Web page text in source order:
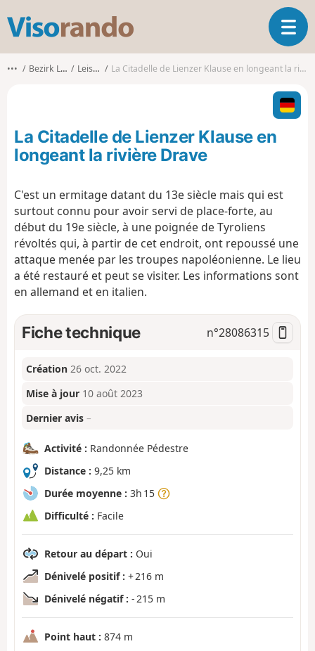
s
o
o
O
u
i
r
l
t
i
n
••• Bezirk Lienz Leisach La Citadelle de Lienzer Klause en longeant la rivière Drave
La Citadelle de Lienzer Klause en
longeant la rivière Drave
C'est un ermitage datant du 13e siècle mais qui est
surtout connu pour avoir servi de place-forte, au
début du 19e siècle, à une poignée de Tyroliens
révoltés qui, à partir de cet endroit, ont repoussé une
attaque menée par les troupes napoléonienne. Le lieu
a été restauré et peut se visiter. Les informations sont
en allemand et en italien.
Fiche technique n°28086315
Création 26 oct. 2022
Mise à jour 10 août 2023
Dernier avis –
Activité : Randonnée Pédestre
Distance : 9,25 km
Durée moyenne : 3h 15
Difficulté : Facile
Retour au départ : Oui
Dénivelé positif : + 216 m
Dénivelé négatif : - 215 m
Point haut : 874 m